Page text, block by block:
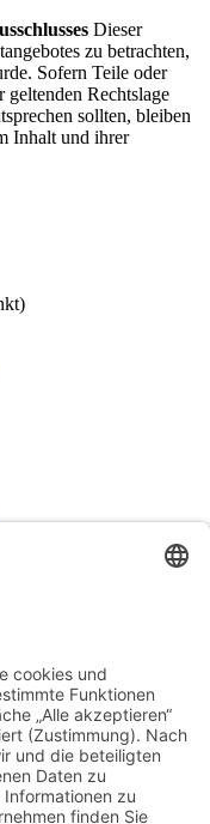
Dieser
zu betrachten,
Sofern Teile oder
geltenden Rechtslage
sollten, bleiben
Inhalt und ihrer